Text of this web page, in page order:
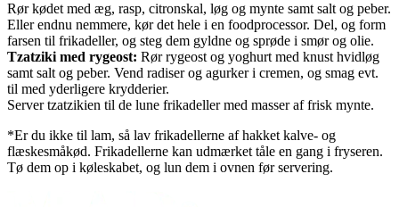
Rør kødet med æg, rasp, citronskal, løg og mynte samt salt og peber.
Eller endnu nemmere, kør det hele i en foodprocessor. Del, og form
farsen til frikadeller, og steg dem gyldne og sprøde i smør og olie.
Tzatziki med rygeost: Rør rygeost og yoghurt med knust hvidløg
samt salt og peber. Vend radiser og agurker i cremen, og smag evt.
til med yderligere krydderier.
Server tzatzikien til de lune frikadeller med masser af frisk mynte.
*Er du ikke til lam, så lav frikadellerne af hakket kalve- og
flæskesmåkød. Frikadellerne kan udmærket tåle en gang i fryseren.
Tø dem op i køleskabet, og lun dem i ovnen før servering.